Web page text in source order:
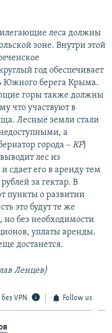
леса должны
зоне. Внутри этой
год обеспечивает
Южного берега Крыма.
горы также должны
что участвуют в
Лесные земли стали
а
города – КР)
лес из
сдает его в аренду тем
за гектар. В
пункты о развитии
это будут те же
но без необходимости
уплаты аренды.
достанется.
Ленцев)
VPN Follow us